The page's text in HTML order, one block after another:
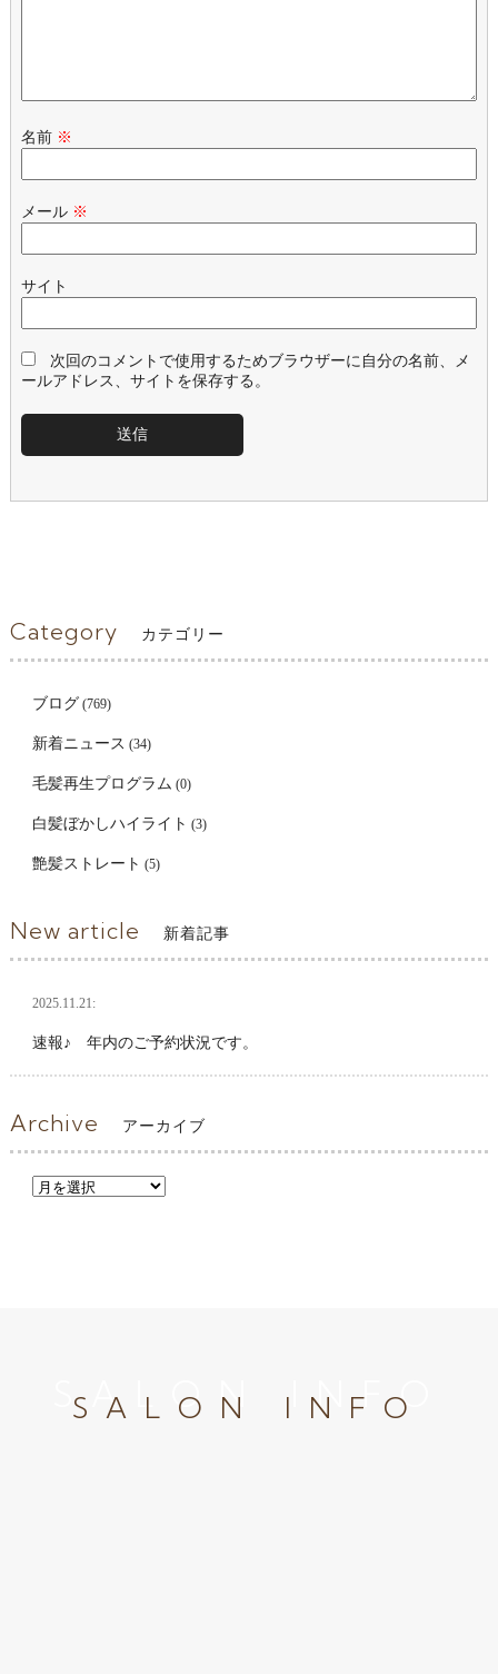
名前 ※
メール ※
サイト
次回のコメントで使用するためブラウザーに自分の名前、メ
ールアドレス、サイトを保存する。
Category カテゴリー
ブログ (769)
新着ニュース (34)
毛髪再生プログラム (0)
白髪ぼかしハイライト (3)
艶髪ストレート (5)
New article 新着記事
2025.11.21:
速報♪ 年内のご予約状況です。
Archive アーカイブ
SALON INFO
SALON INFO